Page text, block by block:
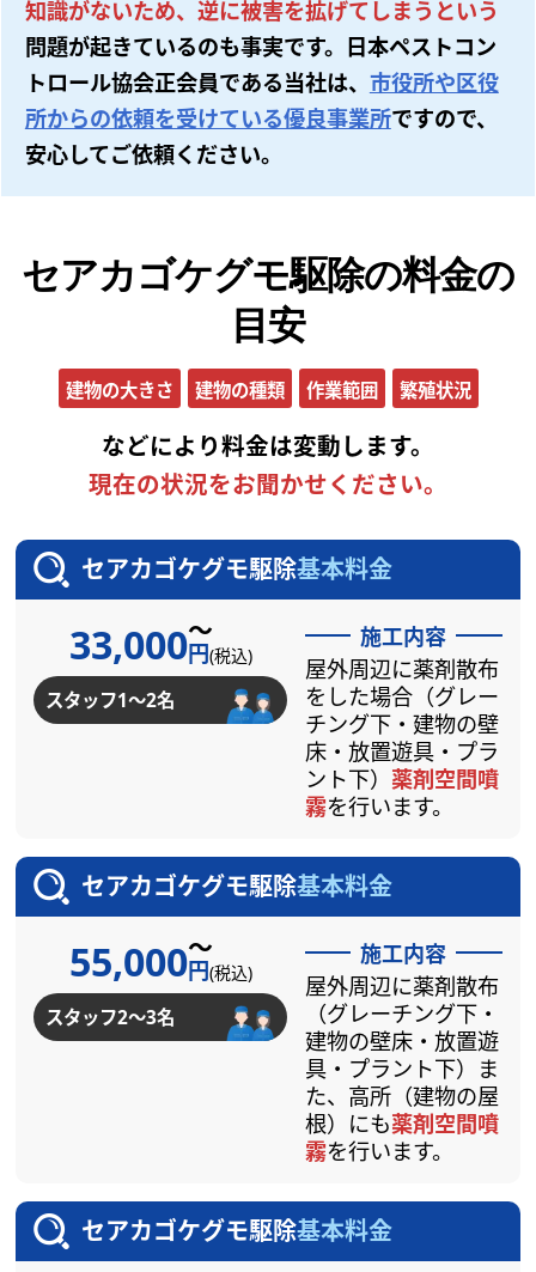
知識がないため、逆に被害を拡げてしまうという
問題が起きているのも事実です。日本ペストコン
トロール協会正会員である当社は、 市役所や区役
所からの依頼を受けている優良事業所ですので、
安心してご依頼ください。
セアカゴケグモ駆除の料金の
目安
建物の大きさ 建物の種類 作業範囲 繁殖状況
などにより料金は変動します。
現在の状況をお聞かせください。
セアカゴケグモ駆除基本料金
33,000～
円(税込)
スタッフ1～2名
施工内容
屋外周辺に薬剤散布
をした場合（グレー
チング下・建物の壁
床・放置遊具・プラ
ント下） 薬剤空間噴
霧を行います。
セアカゴケグモ駆除基本料金
55,000～
円(税込)
スタッフ2～3名
施工内容
屋外周辺に薬剤散布
（グレーチング下・
建物の壁床・放置遊
具・プラント下）ま
た、高所（建物の屋
根）にも薬剤空間噴
霧を行います。
セアカゴケグモ駆除基本料金